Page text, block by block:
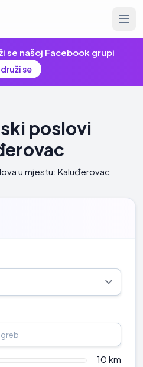
se našoj Facebook grupi
se
poslovi
u mjestu: Kaluđerovac
10 km